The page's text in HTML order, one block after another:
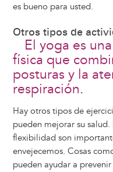
es bueno para usted.
Otros tipos de
El yoga es
física que
posturas y la
respiración.
Hay otros tipos de
pueden mejorar su
flexibilidad son
envejecemos. Cosas
pueden ayudar a